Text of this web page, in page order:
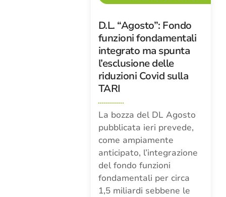
D.L. “Agosto”: Fondo
funzioni fondamentali
integrato ma spunta
l’esclusione delle
riduzioni Covid sulla
TARI
La bozza del DL Agosto
pubblicata ieri prevede,
come ampiamente
anticipato, l’integrazione
del fondo funzioni
fondamentali per circa
1,5 miliardi sebbene le